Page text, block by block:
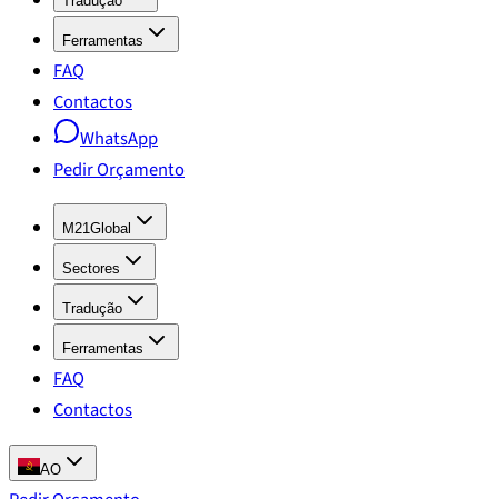
Ferramentas
FAQ
Contactos
WhatsApp
Pedir Orçamento
M21Global
Sectores
Tradução
Ferramentas
FAQ
Contactos
AO